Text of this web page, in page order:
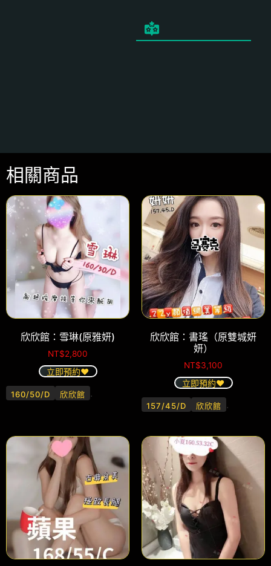
相關商品
欣欣館：雪琳(原雅妍)
NT$2,800
立即預約❤️
160/50/D 欣欣館 .
欣欣館：書瑤（原雙城妍
妍）
NT$3,100
立即預約❤️
157/45/D 欣欣館 .